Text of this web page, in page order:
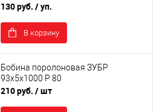
130 руб. / уп.
В корзину
Бобина поролоновая ЗУБР
93х5х1000 Р 80
210 руб. / шт